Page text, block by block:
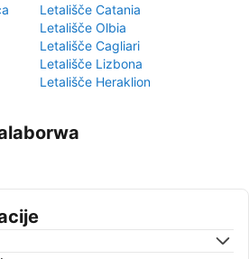
Letališče Catania
Letališče Olbia
Letališče Cagliari
Letališče Lizbona
Letališče Heraklion